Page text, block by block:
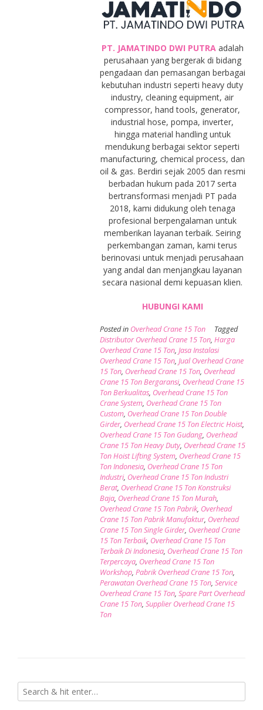
PT. JAMATINDO DWI PUTRA adalah
perusahaan yang bergerak di bidang
pengadaan dan pemasangan berbagai
kebutuhan industri seperti heavy duty
industry, cleaning equipment, air
compressor, hand tools, generator,
industrial hose, pompa, inverter,
hingga material handling untuk
mendukung berbagai sektor seperti
manufacturing, chemical process, dan
oil & gas. Berdiri sejak 2005 dan resmi
berbadan hukum pada 2017 serta
bertransformasi menjadi PT pada
2018, kami didukung oleh tenaga
profesional berpengalaman untuk
memberikan layanan terbaik. Seiring
perkembangan zaman, kami terus
berinovasi untuk menjadi perusahaan
yang andal dan menjangkau layanan
secara nasional demi kepuasan klien.
HUBUNGI KAMI
Posted in Overhead Crane 15 Ton
Tagged
Distributor Overhead Crane 15 Ton, Harga
Overhead Crane 15 Ton, Jasa Instalasi
Overhead Crane 15 Ton, Jual Overhead Crane
15 Ton, Overhead Crane 15 Ton, Overhead
Crane 15 Ton Bergaransi, Overhead Crane 15
Ton Berkualitas, Overhead Crane 15 Ton
Crane System, Overhead Crane 15 Ton
Custom, Overhead Crane 15 Ton Double
Girder, Overhead Crane 15 Ton Electric Hoist,
Overhead Crane 15 Ton Gudang, Overhead
Crane 15 Ton Heavy Duty, Overhead Crane 15
Ton Hoist Lifting System, Overhead Crane 15
Ton Indonesia, Overhead Crane 15 Ton
Industri, Overhead Crane 15 Ton Industri
Berat, Overhead Crane 15 Ton Konstruksi
Baja, Overhead Crane 15 Ton Murah,
Overhead Crane 15 Ton Pabrik, Overhead
Crane 15 Ton Pabrik Manufaktur, Overhead
Crane 15 Ton Single Girder, Overhead Crane
15 Ton Terbaik, Overhead Crane 15 Ton
Terbaik Di Indonesia, Overhead Crane 15 Ton
Terpercaya, Overhead Crane 15 Ton
Workshop, Pabrik Overhead Crane 15 Ton,
Perawatan Overhead Crane 15 Ton, Service
Overhead Crane 15 Ton, Spare Part Overhead
Crane 15 Ton, Supplier Overhead Crane 15
Ton